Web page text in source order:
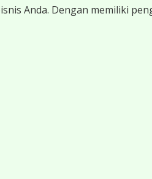
Anda. Dengan memiliki